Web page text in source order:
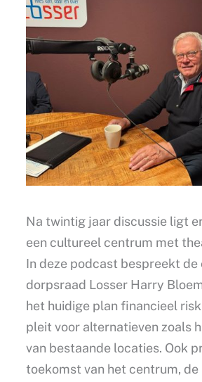
Na twintig jaar discussie ligt
een cultureel centrum met
In deze podcast bespreekt
dorpsraad Losser Harry
het huidige plan financieel
pleit voor alternatieven zoals
van bestaande locaties. Ook
toekomst van het centrum, de